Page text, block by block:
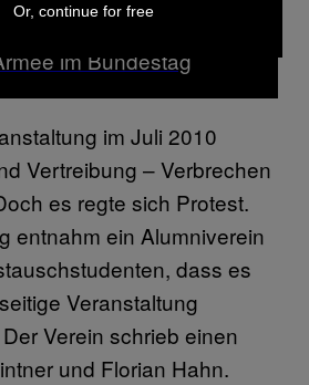
Affäre: Aliyevs geheime
im Bundestag
im Juli 2010
Vertreibung – Verbrechen
es regte sich Protest.
entnahm ein Alumniverein
dass es
Veranstaltung
Verein schrieb einen
und Florian Hahn.
Or, continue for free